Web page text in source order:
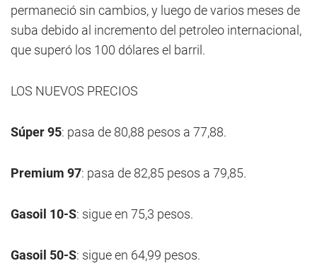
permaneció sin cambios, y luego de varios meses de
suba debido al incremento del petroleo internacional,
que superó los 100 dólares el barril.
LOS NUEVOS PRECIOS
Súper 95: pasa de 80,88 pesos a 77,88.
Premium 97: pasa de 82,85 pesos a 79,85.
Gasoil 10-S: sigue en 75,3 pesos.
Gasoil 50-S: sigue en 64,99 pesos.